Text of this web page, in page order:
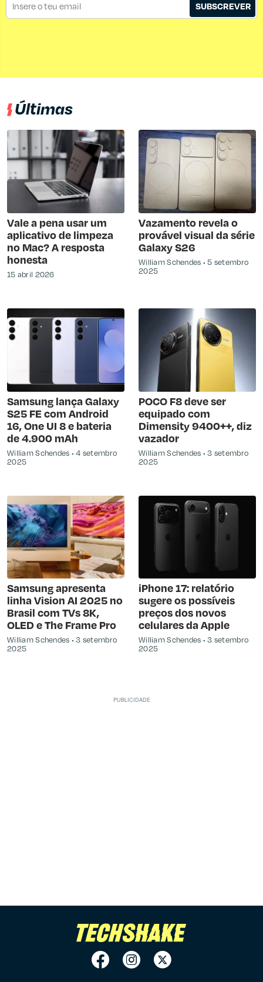
SUBSCREVER
Últimas
Vale a pena usar um
aplicativo de limpeza
no Mac? A resposta
honesta
15 abril 2026
Vazamento revela o
provável visual da série
Galaxy S26
William Schendes
5 setembro
2025
Samsung lança Galaxy
S25 FE com Android
16, One UI 8 e bateria
de 4.900 mAh
William Schendes
4 setembro
2025
POCO F8 deve ser
equipado com
Dimensity 9400++, diz
vazador
William Schendes
3 setembro
2025
Samsung apresenta
linha Vision AI 2025 no
Brasil com TVs 8K,
OLED e The Frame Pro
William Schendes
3 setembro
2025
iPhone 17: relatório
sugere os possíveis
preços dos novos
celulares da Apple
William Schendes
3 setembro
2025